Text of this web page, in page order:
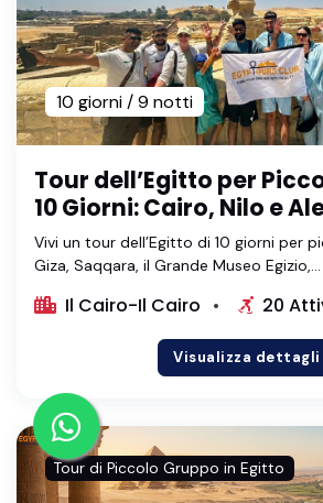
10 giorni / 9 notti
Tour dell’Egitto per
10 Giorni: Cairo, Nilo e
Vivi un tour dell’Egitto di 10 giorni per
Giza, Saqqara, il Grande Museo Egizio,...
Il Cairo-Il Cairo 20
Visualizza dettagli
Tour di Piccolo Gruppo in Egitto